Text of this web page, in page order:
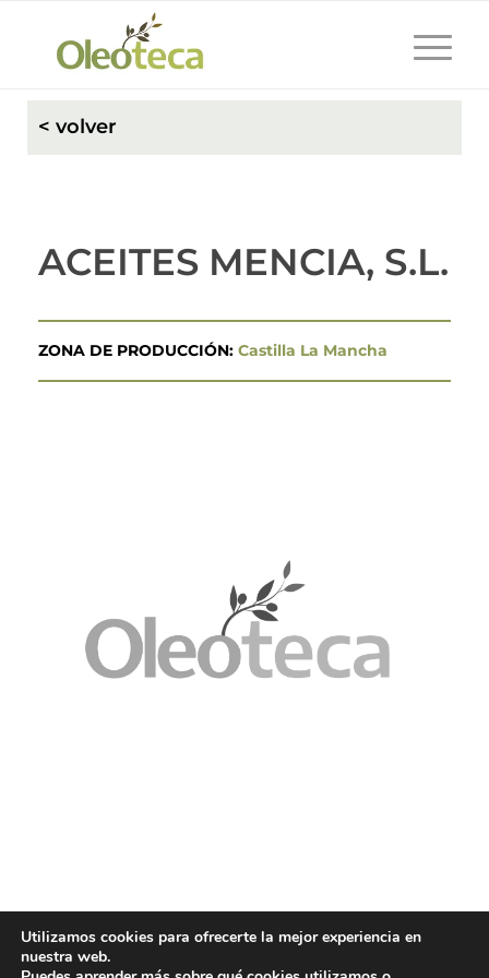
< volver
ACEITES MENCIA, S.L.
ZONA DE PRODUCCIÓN: Castilla La Mancha
Utilizamos cookies para ofrecerte la mejor experiencia en
nuestra web.